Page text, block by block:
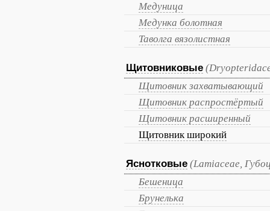
Медуница
Медунка болотная
Таволга вязолистная
Щитовниковые
Щитовник захватывающий
Щитовник распростёртый
Щитовник расширенный
Щитовник широкий
Яснотковые (Lamiaceae,
Бешеница
Брунелька